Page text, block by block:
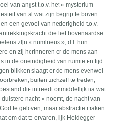
van angst t.o.v. het « mysterium
van al wat zijn begrip te boven
een gevoel van nederigheid t.o.v.
die het bovenaardse
zijn « numineus », d.i. hun
en zij herinneren er de mens aan
in de oneindigheid van ruimte en tijd .
blikken slaagt er de mens evenwel
buiten zichzelf te treden,
die intreedt onmiddellijk na wat
nacht » noemt, de nacht van
te geloven, maar abstractie maken
om dat te ervaren, lijk Heidegger